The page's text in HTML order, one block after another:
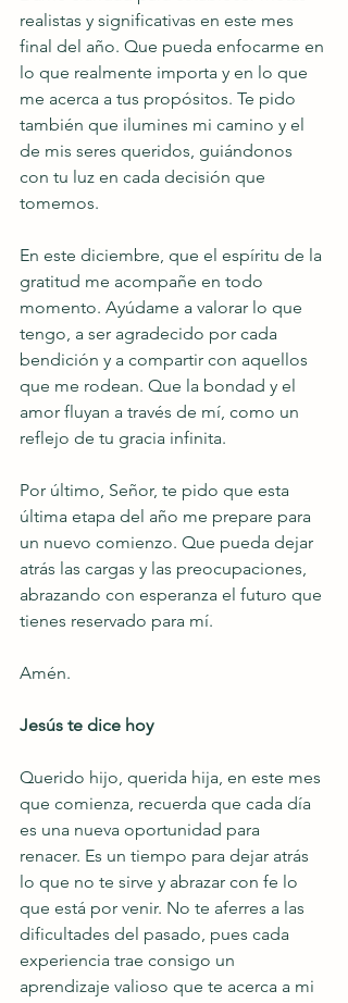
realistas y significativas en este mes
final del año. Que pueda enfocarme en
lo que realmente importa y en lo que
me acerca a tus propósitos. Te pido
también que ilumines mi camino y el
de mis seres queridos, guiándonos
con tu luz en cada decisión que
tomemos.
En este diciembre, que el espíritu de la
gratitud me acompañe en todo
momento. Ayúdame a valorar lo que
tengo, a ser agradecido por cada
bendición y a compartir con aquellos
que me rodean. Que la bondad y el
amor fluyan a través de mí, como un
reflejo de tu gracia infinita.
Por último, Señor, te pido que esta
última etapa del año me prepare para
un nuevo comienzo. Que pueda dejar
atrás las cargas y las preocupaciones,
abrazando con esperanza el futuro que
tienes reservado para mí.
Amén.
Jesús te dice hoy
Querido hijo, querida hija, en este mes
que comienza, recuerda que cada día
es una nueva oportunidad para
renacer. Es un tiempo para dejar atrás
lo que no te sirve y abrazar con fe lo
que está por venir. No te aferres a las
dificultades del pasado, pues cada
experiencia trae consigo un
aprendizaje valioso que te acerca a mi